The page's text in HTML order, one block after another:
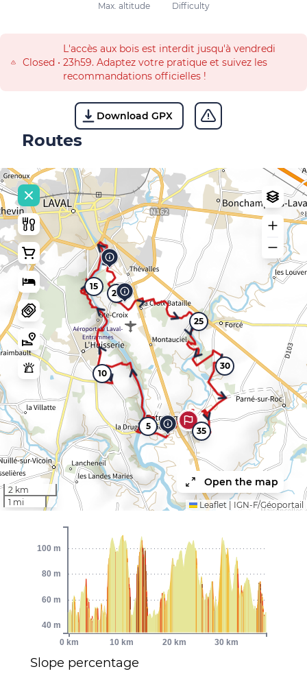
Max. altitude Difficulty
Closed •
L'accès aux bois est interdit jusqu'à vendredi
23h59. Adaptez votre pratique et suivez les
recommandations officielles !
Download GPX
Routes
5
10
15
20
25
30
35
2 km
1 mi
Open the map
Leaflet IGN-F/Géoportail
Slope percentage
0 km 10 km 20 km 30 km
40 m
60 m
80 m
100 m